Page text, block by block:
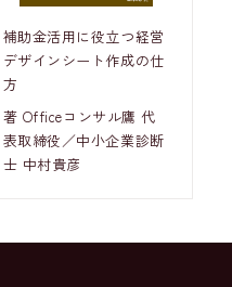
補助金活用に役立つ経営
デザインシート作成の仕
方
著 Officeコンサル鷹 代
表取締役／中小企業診断
士 中村貴彦